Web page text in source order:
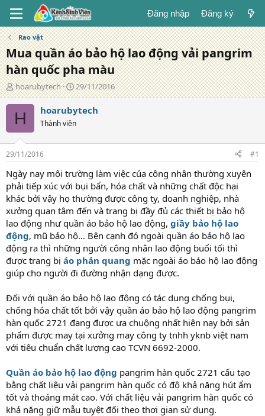
Đăng nhập Đăng ký
Rao vặt
Mua quần áo bảo hộ lao động vải pangrim
hàn quốc pha màu
T
á
c
g
ả
hoarubytech
N
g
à
y
đ
g
29/11/2016
H hoarubytech
Thành viên
29/11/2016 #1
Ngày nay môi trường làm việc của công nhân thường xuyên
phải tiếp xúc với bụi bẩn, hóa chất và những chất độc hại
khác bởi vậy họ thường được công ty, doanh nghiệp, nhà
xưởng quan tâm đến và trang bị đầy đủ các thiết bị bảo hộ
lao động như quần áo bảo hộ lao động, giầy bảo hộ lao
động, mũ bảo hộ... Bên cạnh đó ngoài quần áo bảo hộ lao
động ra thì những người công nhân lao động buổi tối thì
được trang bị áo phản quang mặc ngoài áo bảo hộ lao động
giúp cho người đi đường nhận dạng được.
Đối với quần áo bảo hộ lao động có tác dụng chống bụi,
chống hóa chất tốt bởi vậy quần áo bảo hộ lao động pangrim
hàn quốc 2721 đang được ưa chuộng nhất hiện nay bởi sản
phẩm được may tại xưởng may công ty tnhh yknb việt nam
với tiêu chuẩn chất lượng cao TCVN 6692-2000.
Quần áo bảo hộ lao động pangrim hàn quốc 2721 cấu tạo
bằng chất liệu vải pangrim hàn quốc có độ khả năng hút ẩm
tốt và thoáng mát cao. Với chất liệu vải pangrim hàn quốc có
khả năng giữ mẫu tuyệt đối theo thơi gian sử dụng.